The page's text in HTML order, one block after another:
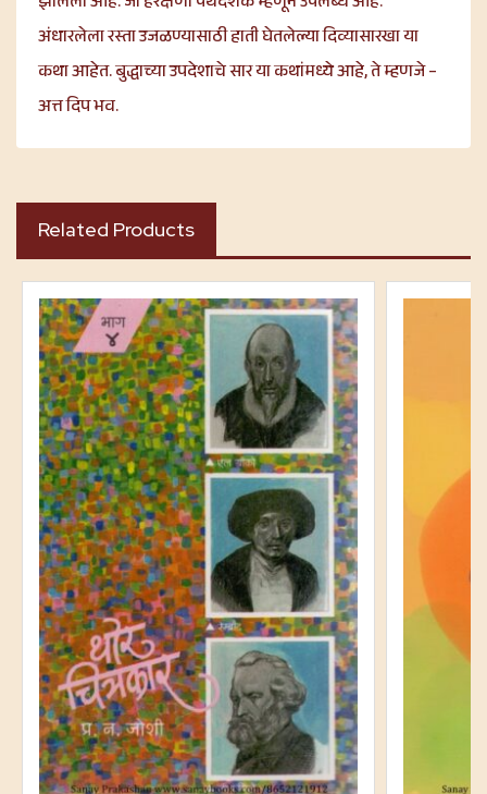
अंधारलेला रस्ता उजळण्यासाठी हाती घेतलेल्या दिव्यासारखा या
कथा आहेत. बुद्धाच्या उपदेशाचे सार या कथांमध्ये आहे, ते म्हणजे –
अत्त दिप भव.
Related Products